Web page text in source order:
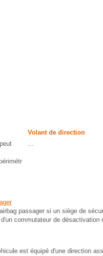
Volant de direction
...
passager si un siège de
commutateur de désactivation
est équipé d'une direction